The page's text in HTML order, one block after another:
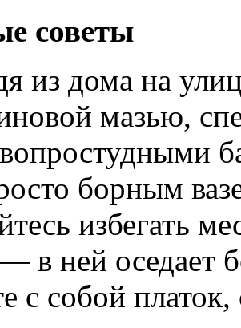
советы
из дома на
мазью,
борным
избегать
в ней оседает
с собой